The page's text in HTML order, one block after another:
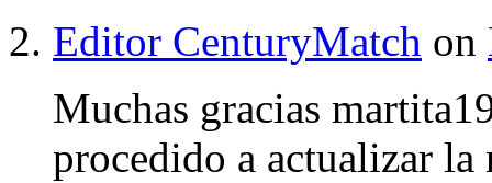
Editor CenturyMatch on
Muchas gracias
procedido a actualizar la